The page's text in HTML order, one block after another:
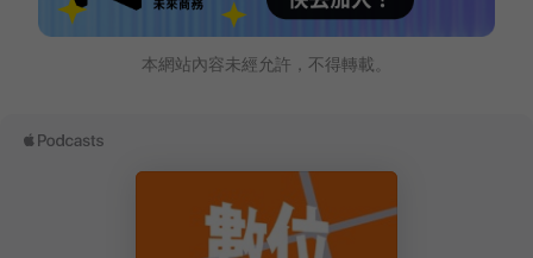
本網站內容未經允許，不得轉載。